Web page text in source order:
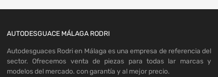
AUTODESGUACE MÁLAGA RODRI
Autodesguaces Rodri en Málaga es una empresa de referencia del
sector. Ofrecemos venta de piezas para todas lar marcas y
modelos del mercado. con garantía y al mejor precio.